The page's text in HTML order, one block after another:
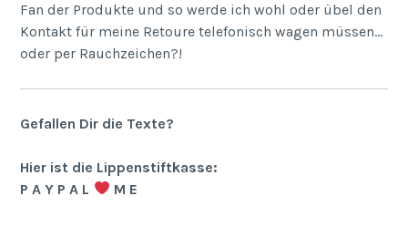
Fan der Produkte und so werde ich wohl oder übel den
Kontakt für meine Retoure telefonisch wagen müssen…
oder per Rauchzeichen?!
Gefallen Dir die Texte?
Hier ist die Lippenstiftkasse:
P A Y P A L
M E